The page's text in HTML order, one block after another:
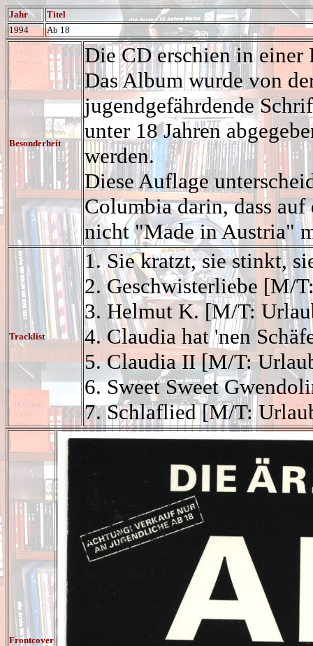
Jahr
Titel
1994
Ab 18
Besonderheit
Die CD erschien in einer
Das Album wurde von
jugendgefährdende
unter 18 Jahren
werden.
Diese Auflage
Columbia darin, dass
nicht "Made in Austria"
Tracklist
1. Sie kratzt, sie stinkt,
2. Geschwisterliebe [M/
3. Helmut K. [M/T:
4. Claudia hat 'nen
5. Claudia II [M/T:
6. Sweet Sweet
7. Schlaflied [M/T:
Frontcover